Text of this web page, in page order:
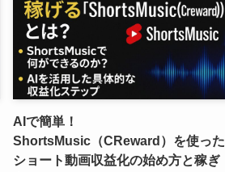
AIで簡単！
ShortsMusic（CReward）を使った
ショート動画収益化の始め方と稼ぎ